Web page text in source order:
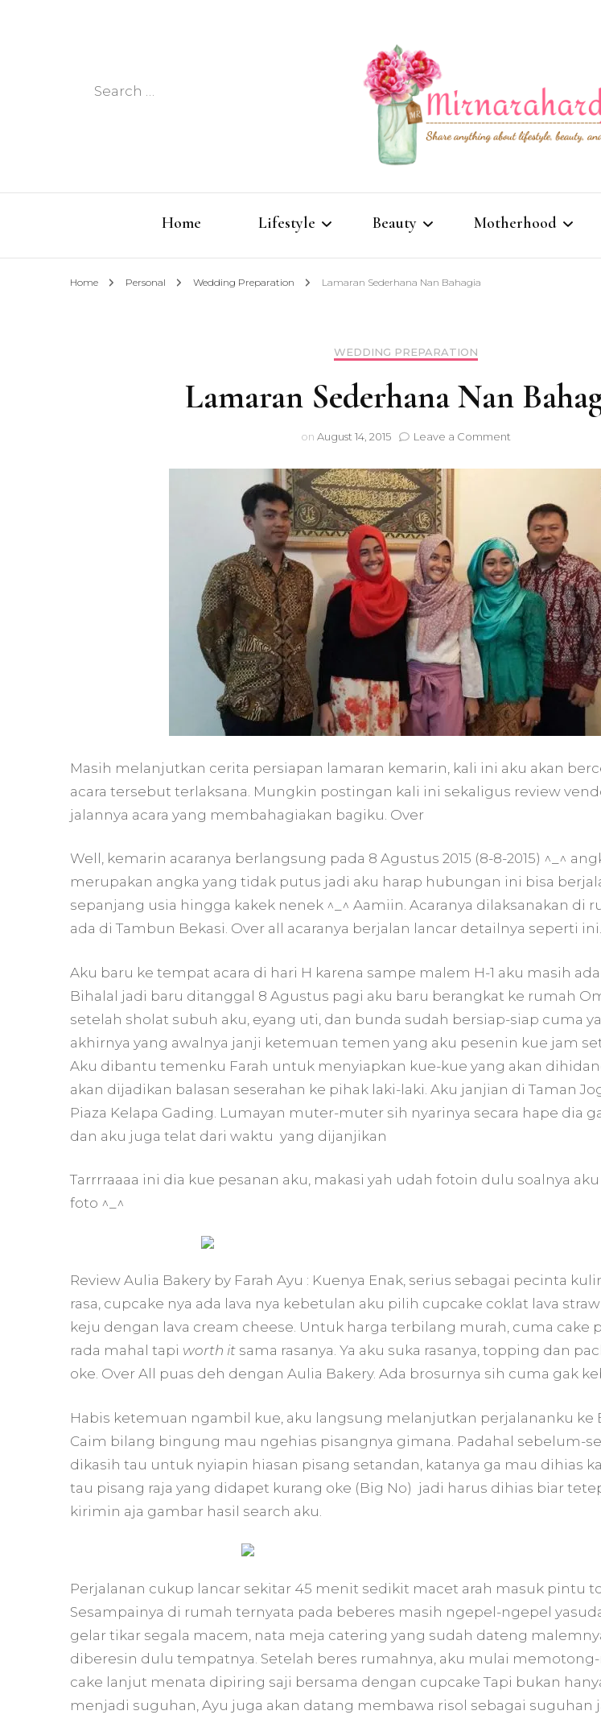
Search
Lifestyle, Beauty & Working
Home Lifestyle
Travel
Place To Visit
Beauty Motherhood
Home Personal Wedding Preparation Lamaran Sederhana Nan Bahagia
WEDDING PREPARATION
Lamaran Sederhana Nan
on August 14, 2015 Leave a Comment
Sederhana
Masih melanjutkan cerita persiapan lamaran kemarin, kali ini aku akan
acara tersebut terlaksana. Mungkin postingan kali ini sekaligus review
jalannya acara yang membahagiakan bagiku. Over
Well, kemarin acaranya berlangsung pada 8 Agustus 2015 (8-8-2015) ^_^
merupakan angka yang tidak putus jadi aku harap hubungan ini bisa
sepanjang usia hingga kakek nenek ^_^ Aamiin. Acaranya dilaksanakan di
ada di Tambun Bekasi. Over all acaranya berjalan lancar detailnya seperti ini.
Aku baru ke tempat acara di hari H karena sampe malem H-1 aku masih
Bihalal jadi baru ditanggal 8 Agustus pagi aku baru berangkat ke rumah
setelah sholat subuh aku, eyang uti, dan bunda sudah bersiap-siap cuma
akhirnya yang awalnya janji ketemuan temen yang aku pesenin kue jam
Aku dibantu temenku Farah untuk menyiapkan kue-kue yang akan
akan dijadikan balasan seserahan ke pihak laki-laki. Aku janjian di Taman
Piaza Kelapa Gading. Lumayan muter-muter sih nyarinya secara hape dia
dan aku juga telat dari waktu yang dijanjikan
Tarrrraaaa ini dia kue pesanan aku, makasi yah udah fotoin dulu soalnya
foto ^_^
Review Aulia Bakery by Farah Ayu : Kuenya Enak, serius sebagai pecinta
rasa, cupcake nya ada lava nya kebetulan aku pilih cupcake coklat lava
keju dengan lava cream cheese. Untuk harga terbilang murah, cuma cake
rada mahal tapi worth it sama rasanya. Ya aku suka rasanya, topping dan
oke. Over All puas deh dengan Aulia Bakery. Ada brosurnya sih cuma gak
Habis ketemuan ngambil kue, aku langsung melanjutkan perjalananku ke
Caim bilang bingung mau ngehias pisangnya gimana. Padahal sebelum-
dikasih tau untuk nyiapin hiasan pisang setandan, katanya ga mau dihias
tau pisang raja yang didapet kurang oke (Big No) jadi harus dihias biar
kirimin aja gambar hasil search aku.
Perjalanan cukup lancar sekitar 45 menit sedikit macet arah masuk pintu
Sesampainya di rumah ternyata pada beberes masih ngepel-ngepel
gelar tikar segala macem, nata meja catering yang sudah dateng
diberesin dulu tempatnya. Setelah beres rumahnya, aku mulai
cake lanjut menata dipiring saji bersama dengan cupcake Tapi bukan
menjadi suguhan, Ayu juga akan datang membawa risol sebagai suguhan